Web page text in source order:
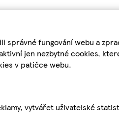
fungování webu a
jen nezbytné cookies,
v patičce webu.
vytvářet uživatelské